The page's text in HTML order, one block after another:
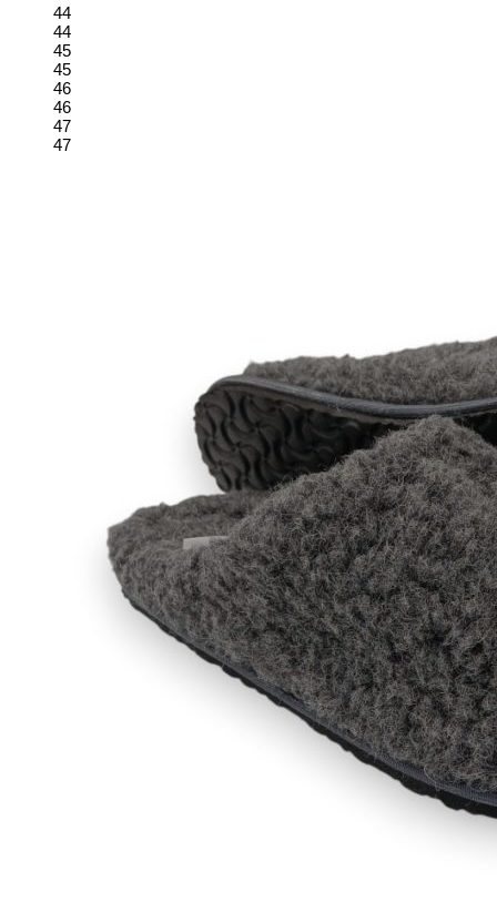
44
44
45
45
46
46
47
47